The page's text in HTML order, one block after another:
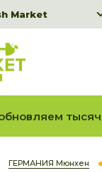
Market
Market event B2B
ГЕРМАНИЯ Мюнхен